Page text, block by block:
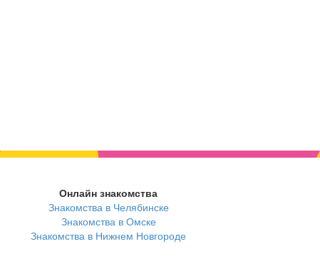
Онлайн знакомства
Знакомства в Челябинске
Знакомства в Омске
Знакомства в Нижнем Новгороде